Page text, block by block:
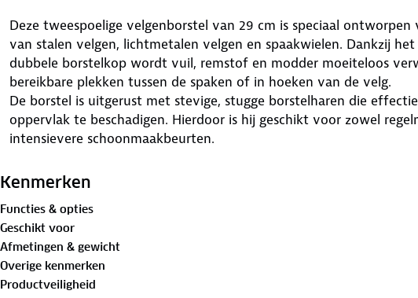
Deze tweespoelige velgenborstel van 29 cm is speciaal
van stalen velgen, lichtmetalen velgen en spaakwielen. Dankzij
dubbele borstelkop wordt vuil, remstof en modder moeiteloos
bereikbare plekken tussen de spaken of in hoeken van de velg.
De borstel is uitgerust met stevige, stugge borstelharen die
oppervlak te beschadigen. Hierdoor is hij geschikt voor zowel
intensievere schoonmaakbeurten.
wanneer de borstel nat is. Dit maakt langdurig gebruik makkelijker
Ideaal voor autobezitters die hun velgen in topconditie willen
professionele wasstraat of garage. De borstel is bovendien
gebruik en droogt snel op.
Kenmerken
Functies & opties
Geschikt voor
Afmetingen & gewicht
Overige kenmerken
Productveiligheid